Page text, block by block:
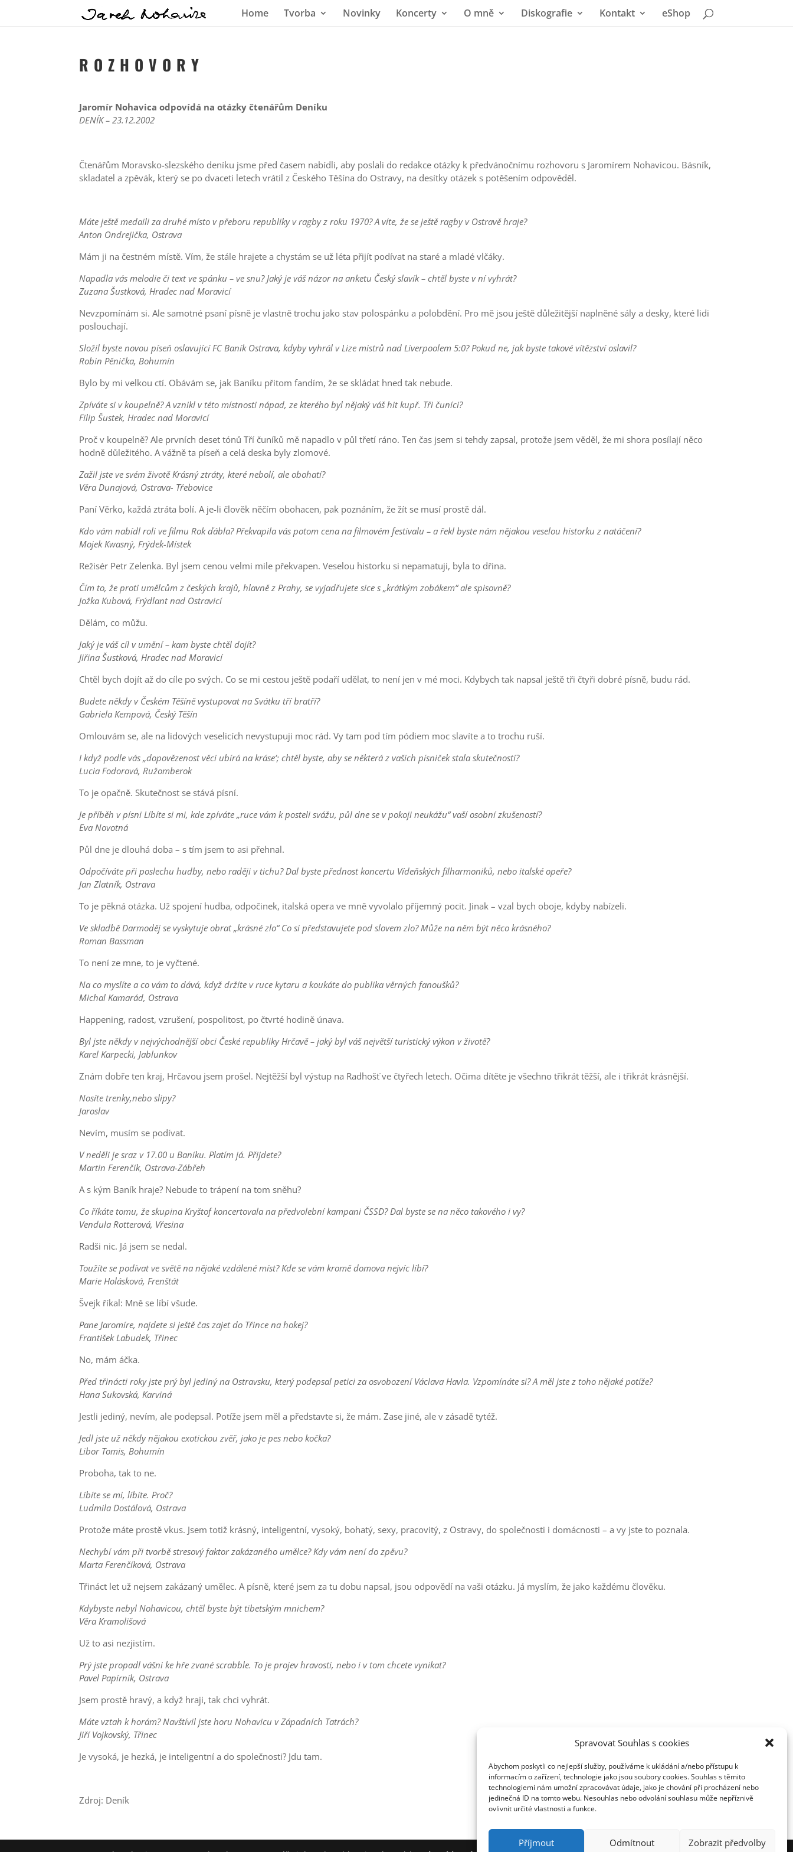
Spravovat Souhlas s cookies
Abychom poskytli co nejlepší služby, používáme k ukládání a/nebo přístupu k
informacím o zařízení, technologie jako jsou soubory cookies. Souhlas s těmito
technologiemi nám umožní zpracovávat údaje, jako je chování při procházení nebo
jedinečná ID na tomto webu. Nesouhlas nebo odvolání souhlasu může nepříznivě
ovlivnit určité vlastnosti a funkce.
Příjmout Odmítnout Zobrazit předvolby
Home Tvorba Novinky Koncerty O mně Diskografie Kontakt eShop
R O Z H O V O R Y
Jaromír Nohavica odpovídá na otázky čtenářům Deníku
DENÍK – 23.12.2002
Čtenářům Moravsko-slezského deníku jsme před časem nabídli, aby poslali do redakce otázky k předvánočnímu rozhovoru s Jaromírem Nohavicou. Básník,
skladatel a zpěvák, který se po dvaceti letech vrátil z Českého Těšína do Ostravy, na desítky otázek s potěšením odpověděl.
Máte ještě medaili za druhé místo v přeboru republiky v ragby z roku 1970? A víte, že se ještě ragby v Ostravě hraje?
Anton Ondrejička, Ostrava
Mám ji na čestném místě. Vím, že stále hrajete a chystám se už léta přijít podívat na staré a mladé vlčáky.
Napadla vás melodie či text ve spánku – ve snu? Jaký je váš názor na anketu Český slavík – chtěl byste v ní vyhrát?
Zuzana Šustková, Hradec nad Moravicí
Nevzpomínám si. Ale samotné psaní písně je vlastně trochu jako stav polospánku a polobdění. Pro mě jsou ještě důležitější naplněné sály a desky, které lidi
poslouchají.
Složil byste novou píseň oslavující FC Baník Ostrava, kdyby vyhrál v Lize mistrů nad Liverpoolem 5:0? Pokud ne, jak byste takové vítězství oslavil?
Robin Pěnička, Bohumín
Bylo by mi velkou ctí. Obávám se, jak Baníku přitom fandím, že se skládat hned tak nebude.
Zpíváte si v koupelně? A vznikl v této místnosti nápad, ze kterého byl nějaký váš hit kupř. Tři čuníci?
Filip Šustek, Hradec nad Moravicí
Proč v koupelně? Ale prvních deset tónů Tří čuníků mě napadlo v půl třetí ráno. Ten čas jsem si tehdy zapsal, protože jsem věděl, že mi shora posílají něco
hodně důležitého. A vážně ta píseň a celá deska byly zlomové.
Zažil jste ve svém životě Krásný ztráty, které nebolí, ale obohatí?
Věra Dunajová, Ostrava- Třebovice
Paní Věrko, každá ztráta bolí. A je-li člověk něčím obohacen, pak poznáním, že žít se musí prostě dál.
Kdo vám nabídl roli ve filmu Rok ďábla? Překvapila vás potom cena na filmovém festivalu – a řekl byste nám nějakou veselou historku z natáčení?
Mojek Kwasný, Frýdek-Místek
Režisér Petr Zelenka. Byl jsem cenou velmi mile překvapen. Veselou historku si nepamatuji, byla to dřina.
Čím to, že proti umělcům z českých krajů, hlavně z Prahy, se vyjadřujete sice s „krátkým zobákem“ ale spisovně?
Jožka Kubová, Frýdlant nad Ostravicí
Dělám, co můžu.
Jaký je váš cíl v umění – kam byste chtěl dojít?
Jiřina Šustková, Hradec nad Moravicí
Chtěl bych dojít až do cíle po svých. Co se mi cestou ještě podaří udělat, to není jen v mé moci. Kdybych tak napsal ještě tři čtyři dobré písně, budu rád.
Budete někdy v Českém Těšíně vystupovat na Svátku tří bratří?
Gabriela Kempová, Český Těšín
Omlouvám se, ale na lidových veselicích nevystupuji moc rád. Vy tam pod tím pódiem moc slavíte a to trochu ruší.
I když podle vás „dopovězenost věci ubírá na kráse‘; chtěl byste, aby se některá z vašich písniček stala skutečností?
Lucia Fodorová, Ružomberok
To je opačně. Skutečnost se stává písní.
Je příběh v písni Líbíte si mi, kde zpíváte „ruce vám k posteli svážu, půl dne se v pokoji neukážu“ vaší osobní zkušeností?
Eva Novotná
Půl dne je dlouhá doba – s tím jsem to asi přehnal.
Odpočíváte při poslechu hudby, nebo raději v tichu? Dal byste přednost koncertu Vídeňských filharmoniků, nebo italské opeře?
Jan Zlatník, Ostrava
To je pěkná otázka. Už spojení hudba, odpočinek, italská opera ve mně vyvolalo příjemný pocit. Jinak – vzal bych oboje, kdyby nabízeli.
Ve skladbě Darmoděj se vyskytuje obrat „krásné zlo“ Co si představujete pod slovem zlo? Může na něm být něco krásného?
Roman Bassman
To není ze mne, to je vyčtené.
Na co myslíte a co vám to dává, když držíte v ruce kytaru a koukáte do publika věrných fanoušků?
Michal Kamarád, Ostrava
Happening, radost, vzrušení, pospolitost, po čtvrté hodině únava.
Byl jste někdy v nejvýchodnější obci České republiky Hrčavě – jaký byl váš největší turistický výkon v životě?
Karel Karpecki, Jablunkov
Znám dobře ten kraj, Hrčavou jsem prošel. Nejtěžší byl výstup na Radhošť ve čtyřech letech. Očima dítěte je všechno třikrát těžší, ale i třikrát krásnější.
Nosíte trenky,nebo slipy?
Jaroslav
Nevím, musím se podívat.
V neděli je sraz v 17.00 u Baníku. Platím já. Přijdete?
Martin Ferenčík, Ostrava-Zábřeh
A s kým Baník hraje? Nebude to trápení na tom sněhu?
Co říkáte tomu, že skupina Kryštof koncertovala na předvolební kampani ČSSD? Dal byste se na něco takového i vy?
Vendula Rotterová, Vřesina
Radši nic. Já jsem se nedal.
Toužíte se podívat ve světě na nějaké vzdálené míst? Kde se vám kromě domova nejvíc líbí?
Marie Holásková, Frenštát
Švejk říkal: Mně se líbí všude.
Pane Jaromíre, najdete si ještě čas zajet do Třince na hokej?
František Labudek, Třinec
No, mám áčka.
Před třinácti roky jste prý byl jediný na Ostravsku, který podepsal petici za osvobození Václava Havla. Vzpomínáte si? A měl jste z toho nějaké potíže?
Hana Sukovská, Karviná
Jestli jediný, nevím, ale podepsal. Potíže jsem měl a představte si, že mám. Zase jiné, ale v zásadě tytéž.
Jedl jste už někdy nějakou exotickou zvěř, jako je pes nebo kočka?
Libor Tomis, Bohumín
Proboha, tak to ne.
Líbíte se mi, líbíte. Proč?
Ludmila Dostálová, Ostrava
Protože máte prostě vkus. Jsem totiž krásný, inteligentní, vysoký, bohatý, sexy, pracovitý, z Ostravy, do společnosti i domácnosti – a vy jste to poznala.
Nechybí vám při tvorbě stresový faktor zakázaného umělce? Kdy vám není do zpěvu?
Marta Ferenčíková, Ostrava
Třináct let už nejsem zakázaný umělec. A písně, které jsem za tu dobu napsal, jsou odpovědí na vaši otázku. Já myslím, že jako každému člověku.
Kdybyste nebyl Nohavicou, chtěl byste být tibetským mnichem?
Věra Kramolišová
Už to asi nezjistím.
Prý jste propadl vášni ke hře zvané scrabble. To je projev hravosti, nebo i v tom chcete vynikat?
Pavel Papírník, Ostrava
Jsem prostě hravý, a když hraji, tak chci vyhrát.
Máte vztah k horám? Navštívil jste horu Nohavicu v Západních Tatrách?
Jiří Vojkovský, Třinec
Je vysoká, je hezká, je inteligentní a do společnosti? Jdu tam.
Zdroj: Deník